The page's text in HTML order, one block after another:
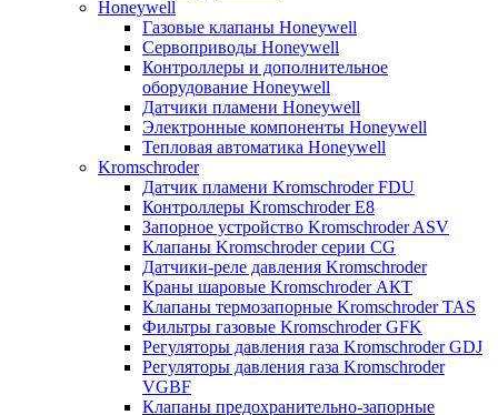
Honeywell
Газовые клапаны Honeywell
Сервоприводы Honeywell
Контроллеры и дополнительное
оборудование Honeywell
Датчики пламени Honeywell
Электронные компоненты Honeywell
Тепловая автоматика Honeywell
Kromschroder
Датчик пламени Kromschroder FDU
Контроллеры Kromschroder E8
Запорное устройство Kromschroder ASV
Клапаны Kromschroder серии CG
Датчики-реле давления Kromschroder
Краны шаровые Kromschroder АКТ
Клапаны термозапорные Kromschroder TAS
Фильтры газовые Kromschroder GFK
Регуляторы давления газа Kromschroder GDJ
Регуляторы давления газа Kromschroder
VGBF
Клапаны предохранительно-запорные